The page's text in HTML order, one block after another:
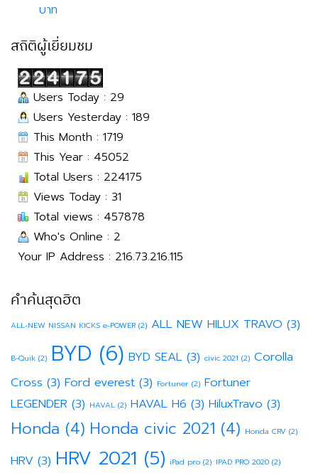
บาท
สถิติผู้เยี่ยมชม
Users Today : 29
Users Yesterday : 189
This Month : 1719
This Year : 45052
Total Users : 224175
Views Today : 31
Total views : 457878
Who's Online : 2
Your IP Address : 216.73.216.115
คำค้นสุดฮิต
ALL-NEW NISSAN KICKS e-POWER (2) ALL NEW HILUX TRAVO (3)
B-Quik (2) BYD (6) BYD SEAL (3) civic 2021 (2) Corolla
Cross (3) Ford everest (3) Fortuner (2) Fortuner
LEGENDER (3) HAVAL (2) HAVAL H6 (3) HiluxTravo (3)
Honda (4) Honda civic 2021 (4) Honda CRV (2)
HRV (3) HRV 2021 (5) iPad pro (2) IPAD PRO 2020 (2)